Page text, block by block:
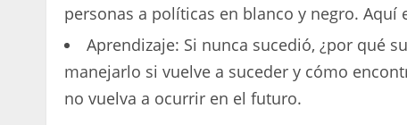
personas a políticas en blanco y negro. Aquí
Aprendizaje: Si nunca sucedió, ¿por qué
manejarlo si vuelve a suceder y cómo
no vuelva a ocurrir en el futuro.